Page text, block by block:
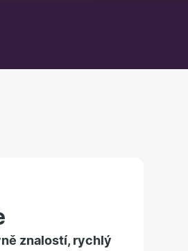
znalostí, rychlý